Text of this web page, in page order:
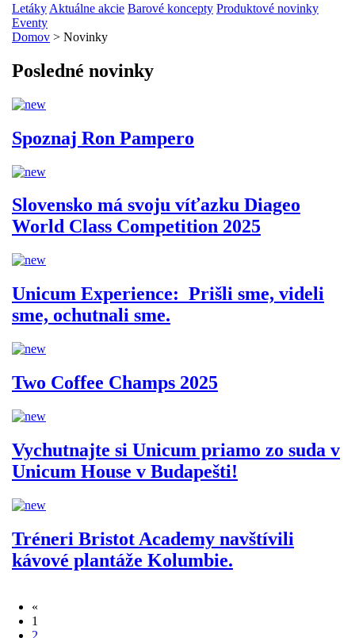
Letáky Aktuálne akcie Barové koncepty Produktové novinky
Eventy
Domov > Novinky
Posledné novinky
Spoznaj Ron Pampero
Slovensko má svoju víťazku Diageo
World Class Competition 2025
Unicum Experience: Prišli sme, videli
sme, ochutnali sme.
Two Coffee Champs 2025
Vychutnajte si Unicum priamo zo suda v
Unicum House v Budapešti!
Tréneri Bristot Academy navštívili
kávové plantáže Kolumbie.
«
1
2